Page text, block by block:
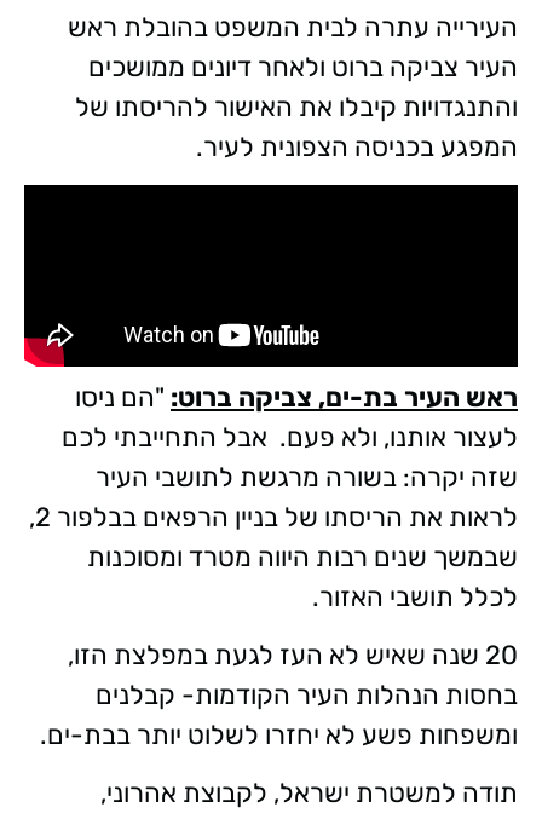
העירייה עתרה לבית המשפט בהובלת ראש
העיר צביקה ברוט ולאחר דיונים ממושכים
והתנגדויות קיבלו את האישור להריסתו של
המפגע בכניסה הצפונית לעיר.
ראש העיר בת-ים, צביקה ברוט: "הם ניסו
לעצור אותנו, ולא פעם. אבל התחייבתי לכם
שזה יקרה: בשורה מרגשת לתושבי העיר
לראות את הריסתו של בניין הרפאים בבלפור 2,
שבמשך שנים רבות היווה מטרד ומסוכנות
לכלל תושבי האזור.
20 שנה שאיש לא העז לגעת במפלצת הזו,
בחסות הנהלות העיר הקודמות- קבלנים
ומשפחות פשע לא יחזרו לשלוט יותר בבת-ים.
תודה למשטרת ישראל, לקבוצת אהרוני,